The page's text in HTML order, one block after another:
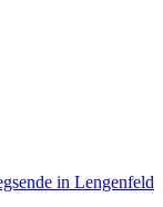
in Lengenfeld